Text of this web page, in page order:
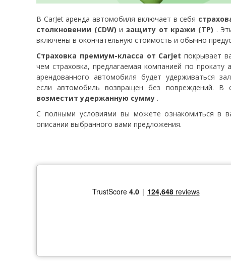
В CarJet аренда автомобиля включает в себя
столкновении (CDW) изащиту от кражи (TP) .
включены в окончательную стоимость и обычно
Страховка премиум-класса от CarJet покрывает
чем страховка, предлагаемая компанией по прокату
арендованного автомобиля будет удерживаться
если автомобиль возвращен без повреждений. В
возместит удержанную сумму .
С полными условиями вы можете ознакомиться в
описании выбранного вами предложения.